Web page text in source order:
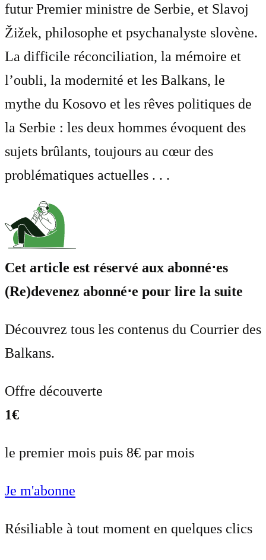
futur Premier ministre de Serbie, et Slavoj
Žižek, philosophe et psychanalyste slovène.
La difficile réconciliation, la mémoire et
l’oubli, la modernité et les Balkans, le
mythe du Kosovo et les rêves politiques de
la Serbie : les deux hommes évoquent des
sujets brûlants, toujours au cœur des
problématiques actuelles . . .
Cet article est réservé aux abonné⋅es
(Re)devenez abonné⋅e pour lire la suite
Découvrez tous les contenus du Courrier des
Balkans.
Offre découverte
1€
le premier mois puis 8€ par mois
Je m'abonne
Résiliable à tout moment en quelques clics